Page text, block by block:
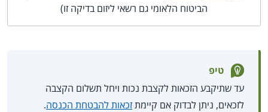
הביטוח הלאומי גם רשאי ליזום בדיקה זו)
טיפ
עד שתיקבע הזכאות לקצבת נכות ויחל תשלום הקצבה
לזכאים, ניתן לבדוק אם קיימתזכאות להבטחת הכנסה.